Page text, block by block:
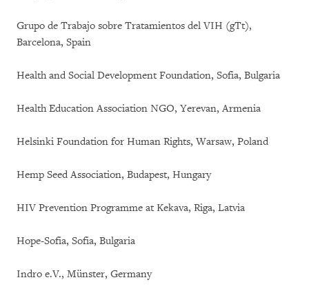
Grupo de Trabajo sobre Tratamientos del VIH (gTt),
Barcelona, Spain
Health and Social Development Foundation, Sofia, Bulgaria
Health Education Association NGO, Yerevan, Armenia
Helsinki Foundation for Human Rights, Warsaw, Poland
Hemp Seed Association, Budapest, Hungary
HIV Prevention Programme at Kekava, Riga, Latvia
Hope-Sofia, Sofia, Bulgaria
Indro e.V., Münster, Germany